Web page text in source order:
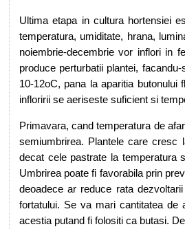
Ultima etapa in cultura hortensiei
temperatura, umiditate, hrana,
noiembrie-decembrie vor inflori in
produce perturbatii plantei,
10-12oC, pana la aparitia
infloririi se aeriseste suficient si
Primavara, cand temperatura de
semiumbrirea. Plantele care cresc
decat cele pastrate la temperatura
Umbrirea poate fi favorabila prin
deoadece ar reduce rata
fortatului. Se va mari cantitatea de
acestia putand fi folositi ca butasi.